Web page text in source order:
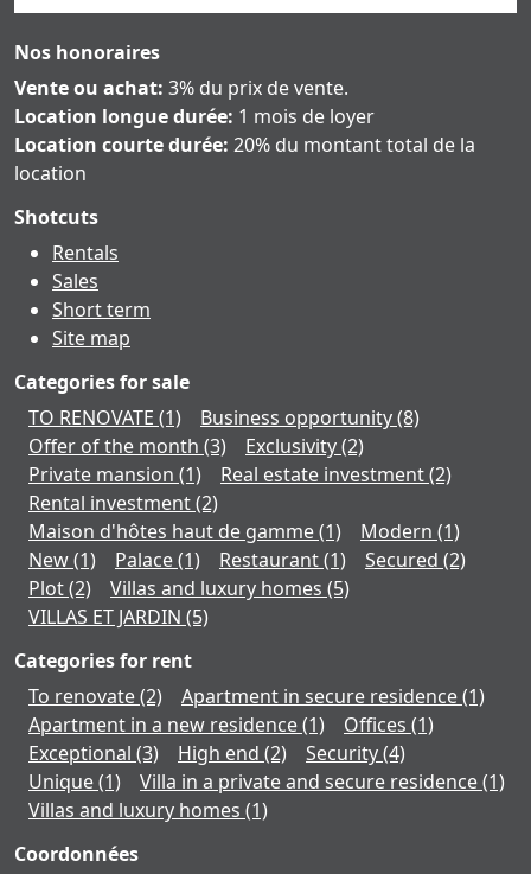
Nos honoraires
Vente ou achat: 3% du prix de vente.
Location longue durée: 1 mois de loyer
Location courte durée: 20% du montant total de la
location
Shotcuts
Rentals
Sales
Short term
Site map
Categories for sale
TO RENOVATE (1) Business opportunity(8)
Offer of the month (3) Exclusivity(2)
Private mansion (1) Real estate investment(2)
Rental investment(2)
Maison d'hôtes haut de gamme(1) Modern (1)
New(1) Palace(1) Restaurant(1) Secured (2)
Plot(2) Villas and luxury homes (5)
VILLAS ET JARDIN (5)
Categories for rent
To renovate(2) Apartment in secure residence(1)
Apartment in a new residence(1) Offices (1)
Exceptional (3) High end (2) Security(4)
Unique(1) Villa in a private and secure residence(1)
Villas and luxury homes (1)
Coordonnées